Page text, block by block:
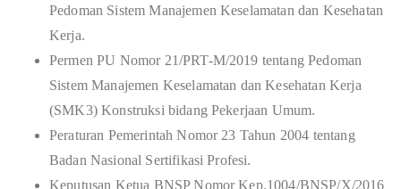
Pedoman Sistem Manajemen Keselamatan dan Kesehatan
Kerja.
Permen PU Nomor 21/PRT-M/2019 tentang Pedoman
Sistem Manajemen Keselamatan dan Kesehatan Kerja
(SMK3) Konstruksi bidang Pekerjaan Umum.
Peraturan Pemerintah Nomor 23 Tahun 2004 tentang
Badan Nasional Sertifikasi Profesi.
Keputusan Ketua BNSP Nomor Kep.1004/BNSP/X/2016